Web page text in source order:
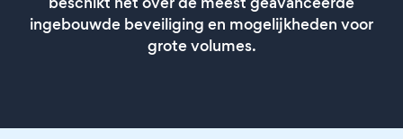
ingebouwde beveiliging en mogelijkheden voor
grote volumes.